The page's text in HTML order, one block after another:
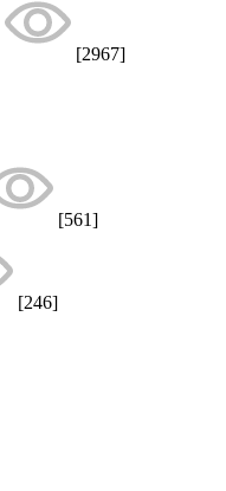
[2967]
[561]
[246]